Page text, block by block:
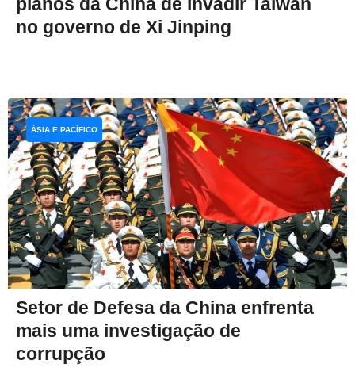
no governo de Xi Jinping
Setor de Defesa da China enfrenta
mais uma investigação de
corrupção
ÁSIA E PACÍFICO